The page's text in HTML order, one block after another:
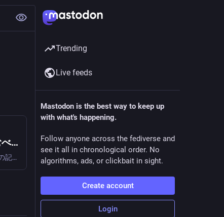
【保存版】フロントエンド初心者がまず読むべき資料まとめ【2024年最新】 - Qiita
1. はじめにこの記事はNuco Advent Calendar 2024の20日目の記事です。この記事では、2024年最新のフロントエンド開発に必要な知識を得られるおすすめ資料を初心者向けにま…
Trending
Live feeds
Mastodon is the best way to keep up
with what's happening.
Follow anyone across the fediverse and
see it all in chronological order. No
algorithms, ads, or clickbait in sight.
Create account
Login